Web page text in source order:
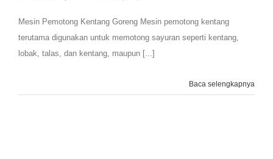
Mesin Pemotong Kentang Goreng Mesin pemotong kentang
terutama digunakan untuk memotong sayuran seperti kentang,
lobak, talas, dan kentang, maupun [...]
Baca selengkapnya